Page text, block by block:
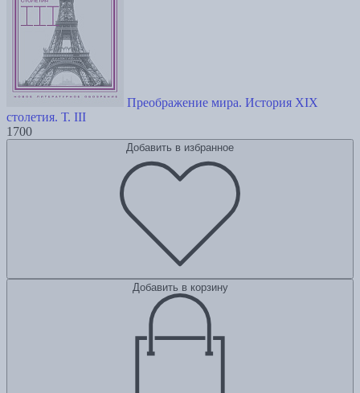
Преображение мира. История XIX
столетия. Т. III
1700
Добавить в избранное
Добавить в корзину